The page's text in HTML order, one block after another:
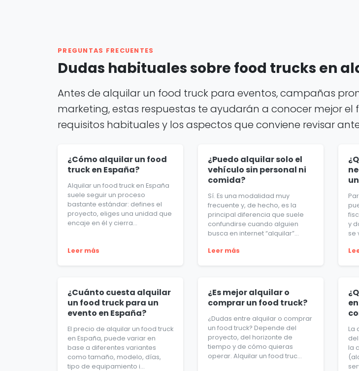
PREGUNTAS FRECUENTES
Dudas habituales sobre food trucks en
Antes de alquilar un food truck para eventos, campañas
marketing, estas respuestas te ayudarán a conocer mejor
requisitos habituales y los aspectos que conviene revisar
¿Cómo alquilar un food
truck en España?
Alquilar un food truck en España
suele seguir un proceso
bastante estándar: defines el
proyecto, eliges una unidad que
encaje en él y cierra...
Leer más
¿Puedo alquilar solo el
vehículo sin personal ni
comida?
Sí. Es una modalidad muy
frecuente y, de hecho, es la
principal diferencia que suele
confundirse cuando alguien
busca en internet “alquilar”...
Leer más
y
se
¿Cuánto cuesta alquilar
un food truck para un
evento en España?
El precio de alquilar un food truck
en España, puede variar en
base a diferentes variantes
como tamaño, modelo, días,
tipo de equipamiento i...
¿Es mejor alquilar o
comprar un food truck?
¿Dudas entre alquilar o comprar
un food truck? Depende del
proyecto, del horizonte de
tiempo y de cómo quieras
operar. Alquilar un food truc...
La
la